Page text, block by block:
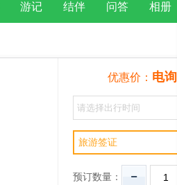
游记 结伴 问答 相册
优惠价： 电询
旅游签证
预订数量：